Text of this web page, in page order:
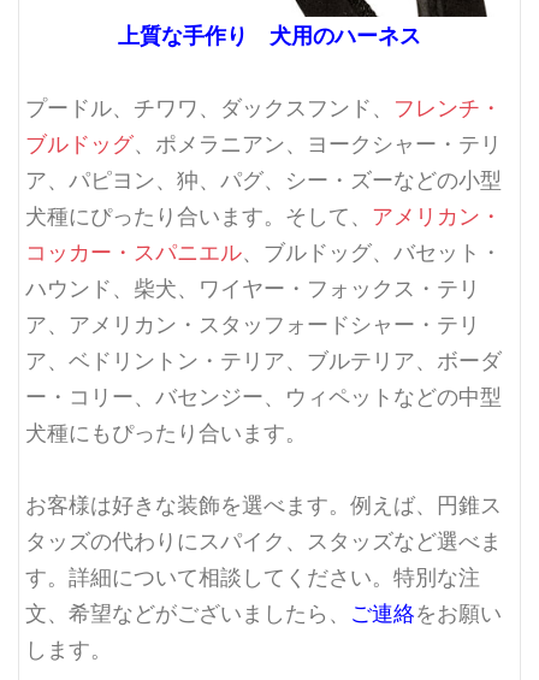
上質な手作り 犬用のハーネス
プードル、チワワ、ダックスフンド、 フレンチ・
ブルドッグ、ポメラニアン、ヨークシャー・テリ
ア、パピヨン、狆、パグ、シー・ズーなどの小型
犬種にぴったり合います。そして、 アメリカン・
コッカー・スパニエル、ブルドッグ、バセット・
ハウンド、柴犬、ワイヤー・フォックス・テリ
ア、アメリカン・スタッフォードシャー・テリ
ア、ベドリントン・テリア、ブルテリア、ボーダ
ー・コリー、バセンジー、ウィペットなどの中型
犬種にもぴったり合います。
お客様は好きな装飾を選べます。例えば、円錐ス
タッズの代わりにスパイク、スタッズなど選べま
す。詳細について相談してください。特別な注
文、希望などがございましたら、 ご連絡をお願い
します。